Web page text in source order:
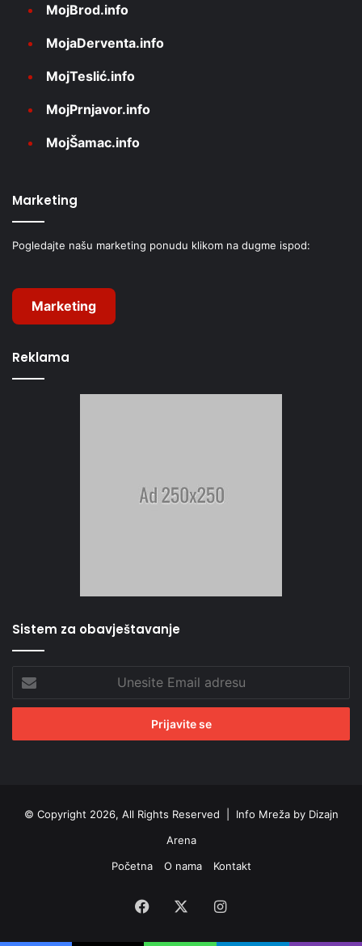
MojBrod.info
MojaDerventa.info
MojTeslić.info
MojPrnjavor.info
MojŠamac.info
Marketing
Pogledajte našu marketing ponudu klikom na dugme ispod:
Marketing
Reklama
Sistem za obavještavanje
Email
adresu
© Copyright 2026, All Rights Reserved | Info Mreža by Dizajn
Arena
Početna
O nama Kontakt
Facebook Instagram